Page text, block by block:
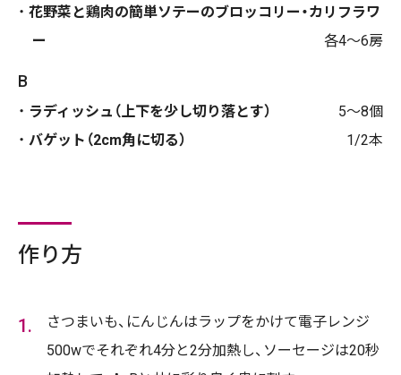
花野菜と鶏肉の簡単ソテーのブロッコリー・カリフラワ
ー
各4～6房
B
ラディッシュ（上下を少し切り落とす）
5～8個
バゲット（2cm角に切る）
1/2本
作り方
さつまいも、にんじんはラップをかけて電子レンジ
500wでそれぞれ4分と2分加熱し、ソーセージは20秒